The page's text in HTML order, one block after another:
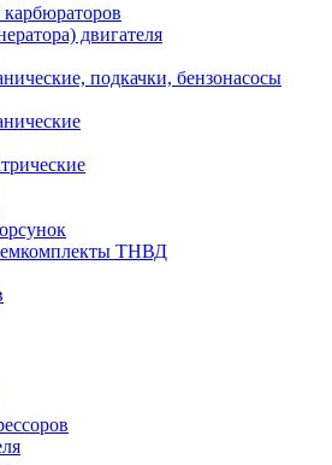
двигателя
подкачки, бензонасосы
ТНВД